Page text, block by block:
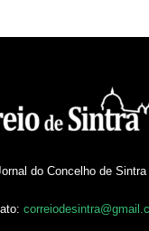
do Concelho de Sintra